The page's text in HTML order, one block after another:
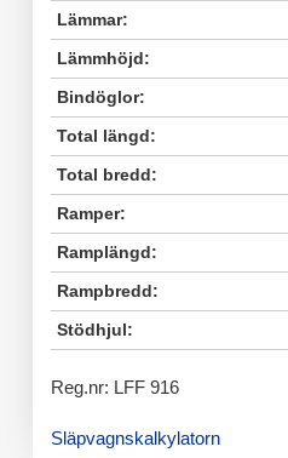
Lämmar:
Lämmhöjd:
Bindöglor:
Total längd:
Total bredd:
Ramper:
Ramplängd:
Rampbredd:
Stödhjul:
Reg.nr: LFF 916
Släpvagnskalkylatorn